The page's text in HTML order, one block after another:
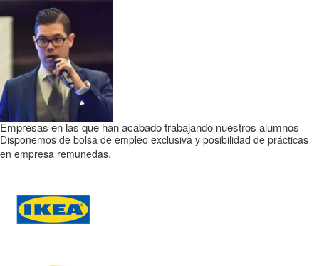
Empresas en las que han acabado trabajando nuestros alumnos
Disponemos de bolsa de empleo exclusiva y posibilidad de prácticas
en empresa remunedas.